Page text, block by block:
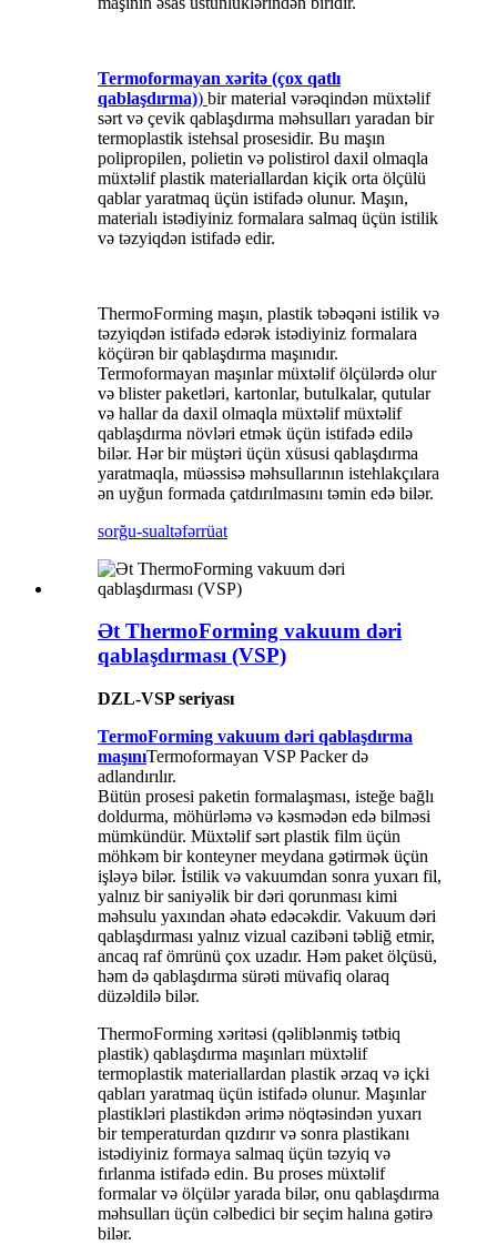
Termoformayan xəritə (çox qatlı
qablaşdırma)) bir material vərəqindən müxtəlif
sərt və çevik qablaşdırma məhsulları yaradan bir
termoplastik istehsal prosesidir. Bu maşın
polipropilen, polietin və polistirol daxil olmaqla
müxtəlif plastik materiallardan kiçik orta ölçülü
qablar yaratmaq üçün istifadə olunur. Maşın,
materialı istədiyiniz formalara salmaq üçün istilik
və təzyiqdən istifadə edir.
ThermoForming maşın, plastik təbəqəni istilik və
təzyiqdən istifadə edərək istədiyiniz formalara
köçürən bir qablaşdırma maşınıdır.
Termoformayan maşınlar müxtəlif ölçülərdə olur
və blister paketləri, kartonlar, butulkalar, qutular
və hallar da daxil olmaqla müxtəlif müxtəlif
qablaşdırma növləri etmək üçün istifadə edilə
bilər. Hər bir müştəri üçün xüsusi qablaşdırma
yaratmaqla, müəssisə məhsullarının istehlakçılara
ən uyğun formada çatdırılmasını təmin edə bilər.
sorğu-sualtəfərrüat
Ət ThermoForming vakuum dəri
qablaşdırması (VSP)
DZL-VSP seriyası
TermoForming vakuum dəri qablaşdırma
maşınıTermoformayan VSP Packer də
adlandırılır.
Bütün prosesi paketin formalaşması, isteğe bağlı
doldurma, möhürləmə və kəsmədən edə bilməsi
mümkündür. Müxtəlif sərt plastik film üçün
möhkəm bir konteyner meydana gətirmək üçün
işləyə bilər. İstilik və vakuumdan sonra yuxarı fil,
yalnız bir saniyəlik bir dəri qorunması kimi
məhsulu yaxından əhatə edəcəkdir. Vakuum dəri
qablaşdırması yalnız vizual cazibəni təbliğ etmir,
ancaq raf ömrünü çox uzadır. Həm paket ölçüsü,
həm də qablaşdırma sürəti müvafiq olaraq
düzəldilə bilər.
ThermoForming xəritəsi (qəliblənmiş tətbiq
plastik) qablaşdırma maşınları müxtəlif
termoplastik materiallardan plastik ərzaq və içki
qabları yaratmaq üçün istifadə olunur. Maşınlar
plastikləri plastikdən ərimə nöqtəsindən yuxarı
bir temperaturdan qızdırır və sonra plastikanı
istədiyiniz formaya salmaq üçün təzyiq və
fırlanma istifadə edin. Bu proses müxtəlif
formalar və ölçülər yarada bilər, onu qablaşdırma
məhsulları üçün cəlbedici bir seçim halına gətirə
bilər.